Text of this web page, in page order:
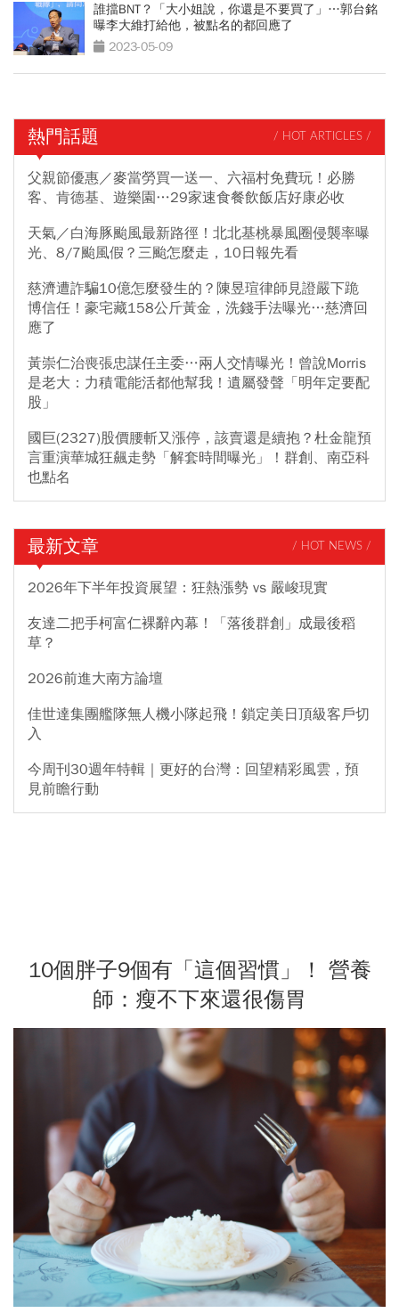
誰擋BNT？「大小姐說，你還是不要買了」…郭台銘
曝李大維打給他，被點名的都回應了
2023-05-09
熱門話題 / HOT ARTICLES /
父親節優惠／麥當勞買一送一、六福村免費玩！必勝
客、肯德基、遊樂園…29家速食餐飲飯店好康必收
天氣／白海豚颱風最新路徑！北北基桃暴風圈侵襲率曝
光、8/7颱風假？三颱怎麼走，10日報先看
慈濟遭詐騙10億怎麼發生的？陳昱瑄律師見證嚴下跪
博信任！豪宅藏158公斤黃金，洗錢手法曝光…慈濟回
應了
黃崇仁治喪張忠謀任主委…兩人交情曝光！曾說Morris
是老大：力積電能活都他幫我！遺屬發聲「明年定要配
股」
國巨(2327)股價腰斬又漲停，該賣還是續抱？杜金龍預
言重演華城狂飆走勢「解套時間曝光」！群創、南亞科
也點名
最新文章 / HOT NEWS /
2026年下半年投資展望：狂熱漲勢 vs 嚴峻現實
友達二把手柯富仁裸辭內幕！「落後群創」成最後稻
草？
2026前進大南方論壇
佳世達集團艦隊無人機小隊起飛！鎖定美日頂級客戶切
入
今周刊30週年特輯｜更好的台灣：回望精彩風雲，預
見前瞻行動
10個胖子9個有「這個習慣」！ 營養
師：瘦不下來還很傷胃